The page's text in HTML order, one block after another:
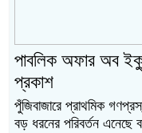
পাবলিক অফার অব
প্রকাশ
পুঁজিবাজারে প্রাথমিক
বড় ধরনের পরিবর্তন এনেছে